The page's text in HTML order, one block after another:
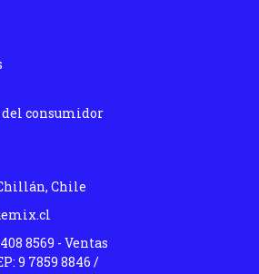
del consumidor
Chile
8569 - Ventas
9 7859 8846 /